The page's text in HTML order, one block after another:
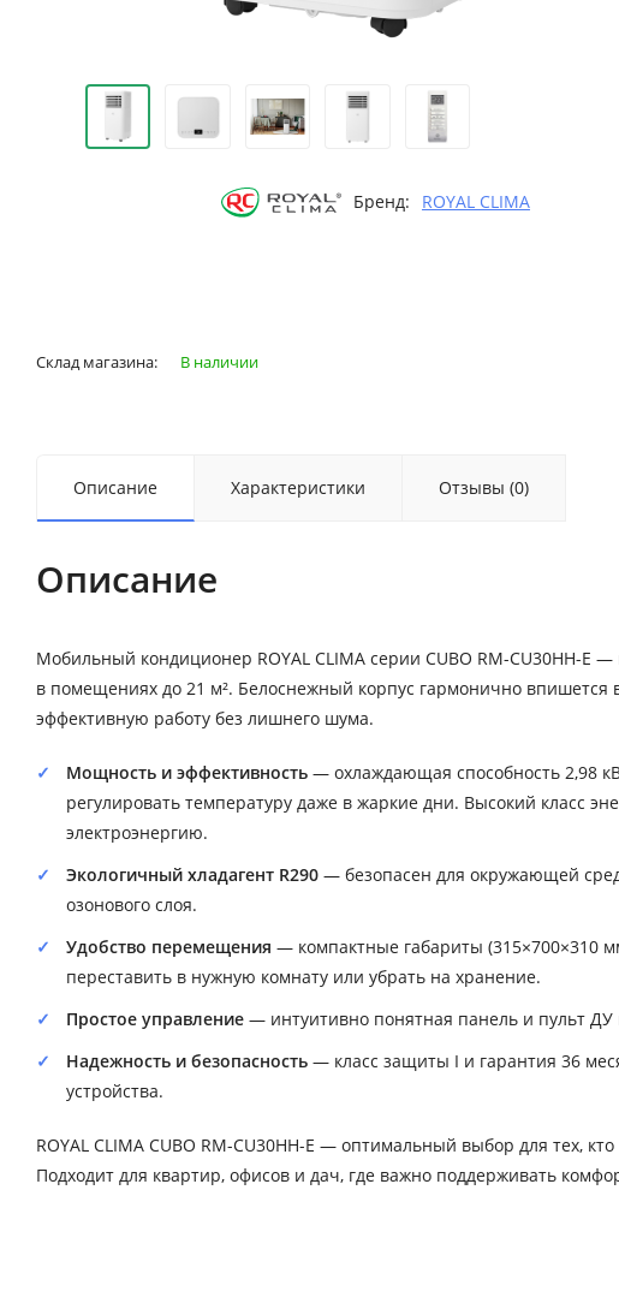
Бренд: ROYAL CLIMA
Склад магазина: В наличии
Описание Характеристики Отзывы (0)
Описание
Мобильный кондиционер ROYAL CLIMA серии CUBO RM-CU30HH-
в помещениях до 21 м². Белоснежный корпус гармонично впишется
эффективную работу без лишнего шума.
Мощность и эффективность — охлаждающая способность 2,98
регулировать температуру даже в жаркие дни. Высокий класс
электроэнергию.
Экологичный хладагент R290 — безопасен для окружающей
озонового слоя.
Удобство перемещения — компактные габариты (315×700×310
переставить в нужную комнату или убрать на хранение.
Простое управление — интуитивно понятная панель и пульт
Надежность и безопасность — класс защиты I и гарантия 36
устройства.
ROYAL CLIMA CUBO RM-CU30HH-E — оптимальный выбор для тех,
Подходит для квартир, офисов и дач, где важно поддерживать